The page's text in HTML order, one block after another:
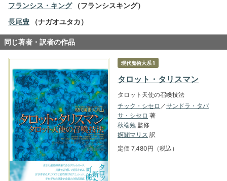
フランシス・キング（フランシスキング）
長尾豊 （ナガオユタカ）
同じ著者・訳者の作品
現代魔術大系 1
タロット・タリスマン
タロット天使の召喚技法
チック・シセロ ／サンドラ・タバ
サ・シセロ 著
秋端勉 監修
婀聞マリス 訳
定価 7,480円（税込）